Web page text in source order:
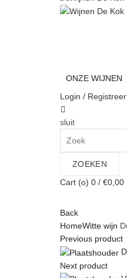
Contact
info@wijnen-
ONZE WIJNEN
Login / Registreer
sluit
ZOEKEN
Cart (o) 0 / €0,00
Back
HomeWitte wijn
Previous product
Next product